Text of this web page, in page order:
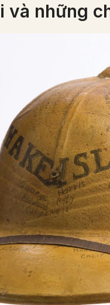
và những